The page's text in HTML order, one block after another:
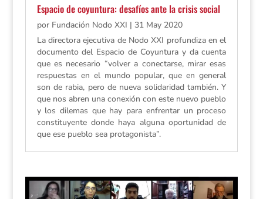
Espacio de coyuntura: desafíos ante la crisis social
por Fundación Nodo XXI | 31 May 2020
La directora ejecutiva de Nodo XXI profundiza en el
documento del Espacio de Coyuntura y da cuenta
que es necesario “volver a conectarse, mirar esas
respuestas en el mundo popular, que en general
son de rabia, pero de nueva solidaridad también. Y
que nos abren una conexión con este nuevo pueblo
y los dilemas que hay para enfrentar un proceso
constituyente donde haya alguna oportunidad de
que ese pueblo sea protagonista”.